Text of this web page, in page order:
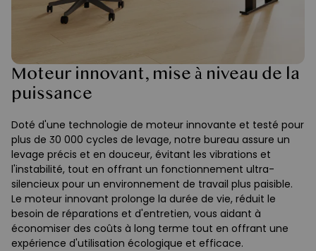
Moteur innovant, mise à niveau de la
puissance
Doté d'une technologie de moteur innovante et testé pour
plus de 30 000 cycles de levage, notre bureau assure un
levage précis et en douceur, évitant les vibrations et
l'instabilité, tout en offrant un fonctionnement ultra-
silencieux pour un environnement de travail plus paisible.
Le moteur innovant prolonge la durée de vie, réduit le
besoin de réparations et d'entretien, vous aidant à
économiser des coûts à long terme tout en offrant une
expérience d'utilisation écologique et efficace.